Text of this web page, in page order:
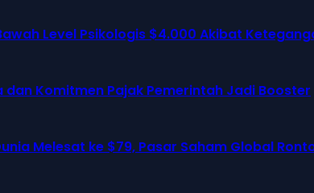
Level Psikologis $4.000 Akibat
dan Komitmen Pajak Pemerintah Jadi Booster
Melesat ke $79, Pasar Saham Global